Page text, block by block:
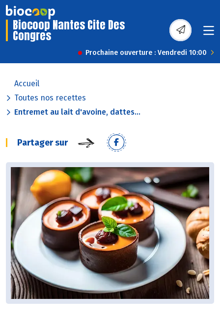
Biocoop Nantes Cite Des
Congres
Prochaine ouverture : Vendredi 10:00
Accueil
Toutes nos recettes
Entremet au lait d'avoine, dattes...
Partager sur